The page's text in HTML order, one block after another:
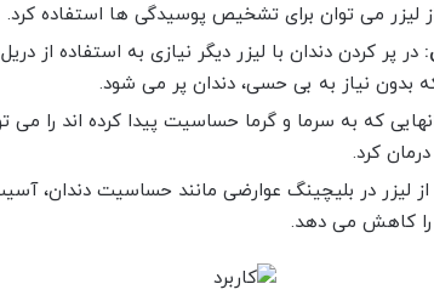
لیزر می توان برای تشخیص پوسیدگی ها استفاده کرد.
در پر کردن دندان با لیزر دیگر نیازی به استفاده از
بدون نیاز به بی حسی، دندان پر می شود.
که به سرما و گرما حساسیت پیدا کرده اند را می
کرد.
از لیزر در بلیچینگ عوارضی مانند حساسیت دندان،
را کاهش می دهد.